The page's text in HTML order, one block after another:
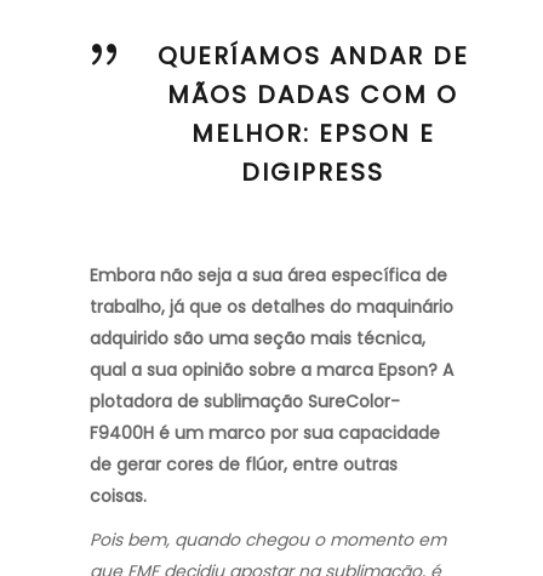
QUERÍAMOS ANDAR DE
MÃOS DADAS COM O
MELHOR: EPSON E
DIGIPRESS
Embora não seja a sua área específica de
trabalho, já que os detalhes do maquinário
adquirido são uma seção mais técnica,
qual a sua opinião sobre a marca Epson? A
plotadora de sublimação SureColor-
F9400H é um marco por sua capacidade
de gerar cores de flúor, entre outras
coisas.
Pois bem, quando chegou o momento em
que EME decidiu apostar na sublimação, é